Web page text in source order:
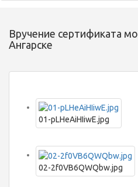
Вручение сертификата
Ангарске
01-pLHeAiHIiwE.jpg
02-2f0VB6QWQbw.jpg